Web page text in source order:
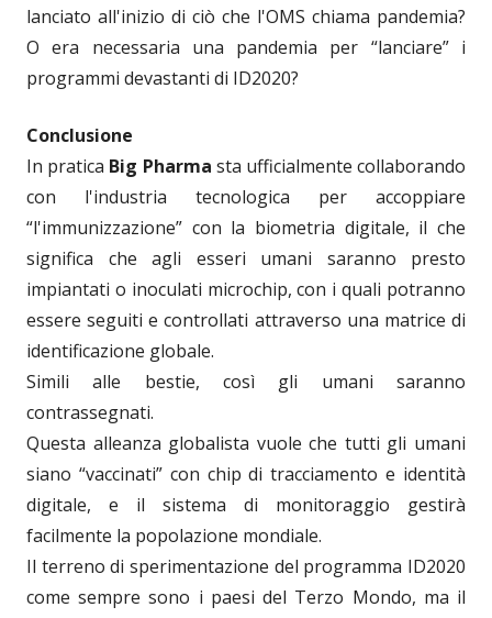
lanciato all'inizio di ciò che l'OMS chiama pandemia?
O era necessaria una pandemia per “lanciare” i
programmi devastanti di ID2020?
Conclusione
In pratica Big Pharma sta ufficialmente collaborando
con l'industria tecnologica per accoppiare
“l'immunizzazione” con la biometria digitale, il che
significa che agli esseri umani saranno presto
impiantati o inoculati microchip, con i quali potranno
essere seguiti e controllati attraverso una matrice di
identificazione globale.
Simili alle bestie, così gli umani saranno
contrassegnati.
Questa alleanza globalista vuole che tutti gli umani
siano “vaccinati” con chip di tracciamento e identità
digitale, e il sistema di monitoraggio gestirà
facilmente la popolazione mondiale.
Il terreno di sperimentazione del programma ID2020
come sempre sono i paesi del Terzo Mondo, ma il